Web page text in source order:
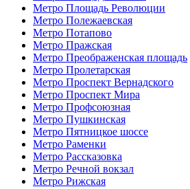
Метро Площадь Революции
Метро Полежаевская
Метро Потапово
Метро Пражская
Метро Преображенская площадь
Метро Пролетарская
Метро Проспект Вернадского
Метро Проспект Мира
Метро Профсоюзная
Метро Пушкинская
Метро Пятницкое шоссе
Метро Раменки
Метро Рассказовка
Метро Речной вокзал
Метро Рижская